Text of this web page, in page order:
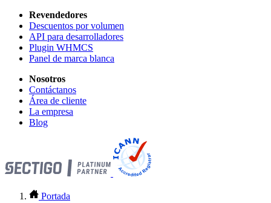
Revendedores
Descuentos por volumen
API para desarrolladores
Plugin WHMCS
Panel de marca blanca
Nosotros
Contáctanos
Área de cliente
La empresa
Blog
Portada